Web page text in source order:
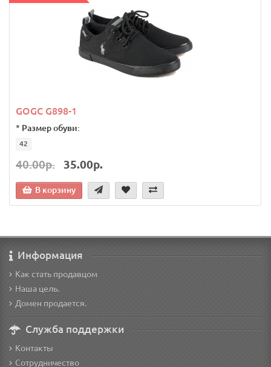
GOGC G898-1
* Размер обуви:
42
40.00р. 35.00р.
В корзину
Информация
Как стать продавцом
Наша цель.
Домен продается.
Служба поддержки
Контакты
Сотрудничество